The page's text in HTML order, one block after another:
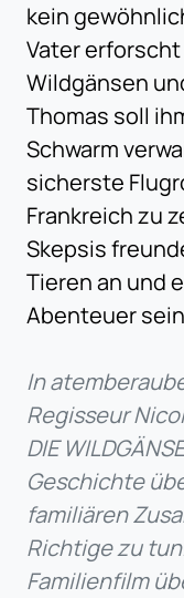
kein
Vater
Wildgänsen
Thomas soll
Schwarm
sicherste
Frankreich zu
Skepsis
Tieren an und
Abenteuer
In
Regisseur
DIE
Geschichte
familiären
Richtige zu
Familienfilm